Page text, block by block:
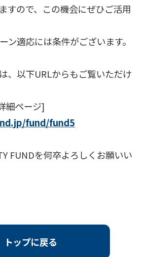
すので、この機会にぜひご活用
適応には条件がございます。
、以下URLからもご覧いただけ
細ページ]
fund/fund5
FUNDを何卒よろしくお願いい
トップに戻る